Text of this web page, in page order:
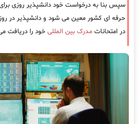
سپس بنا به درخواست خود دانشپذیر روزی
حرفه ای کشور معین می شود و دانشپذیر در
در امتحانات مدرک بین المللی خود را دریافت